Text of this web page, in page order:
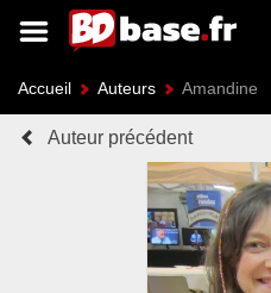
Accueil Auteurs Amandine
Auteur précédent